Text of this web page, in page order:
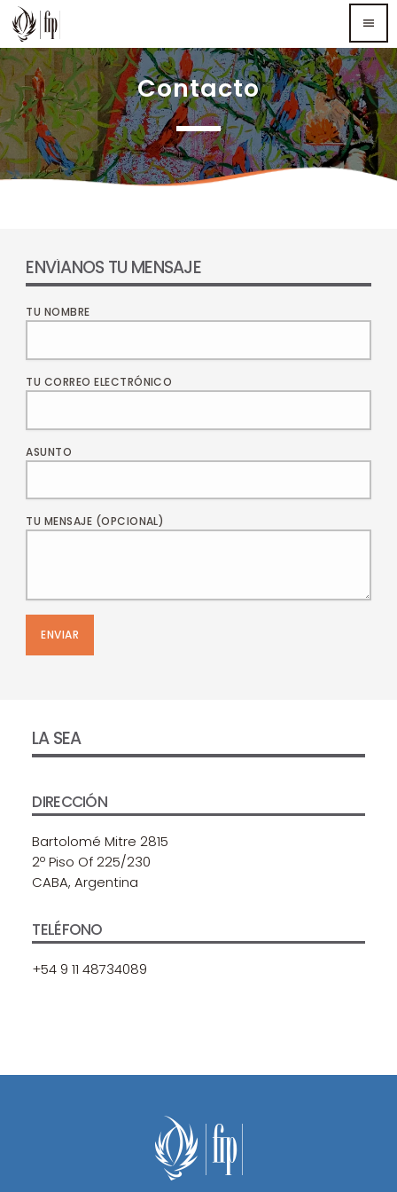
menu
TOP READING
Sorry, there is nothing for the moment.
MOST UPVOTED
Contacto
ENVÍANOS TU MENSAJE
TU NOMBRE
TU CORREO ELECTRÓNICO
ASUNTO
TU MENSAJE (OPCIONAL)
LA SEA
DIRECCIÓN
Bartolomé Mitre 2815
2º Piso Of 225/230
CABA, Argentina
TELÉFONO
+54 9 11 48734089